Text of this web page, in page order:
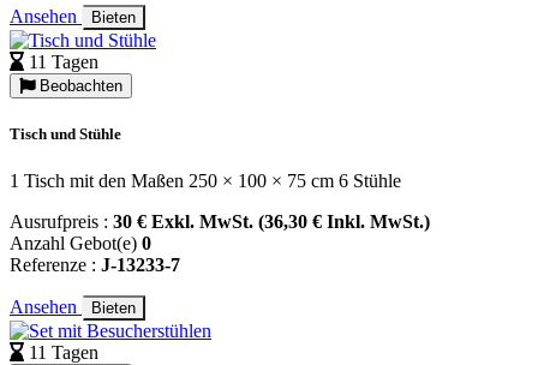
Ansehen Bieten
11 Tagen
Beobachten
Tisch und Stühle
1 Tisch mit den Maßen 250 × 100 × 75 cm 6 Stühle
Ausrufpreis : 30 € Exkl. MwSt. (36,30 € Inkl. MwSt.)
Anzahl Gebot(e) 0
Referenze : J-13233-7
Ansehen Bieten
11 Tagen